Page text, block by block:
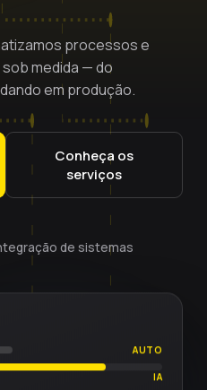
processos e
medida — do
em produção.
Conheça os
serviços
de sistemas
AUTO
IA